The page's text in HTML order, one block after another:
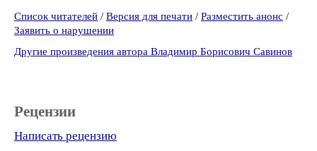
Список читателей / Версия для печати / Разместить анонс /
Заявить о нарушении
Другие произведения автора Владимир Борисович Савинов
Рецензии
Написать рецензию